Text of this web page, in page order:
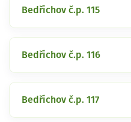
Bedřichov č.p. 115
Bedřichov č.p. 116
Bedřichov č.p. 117